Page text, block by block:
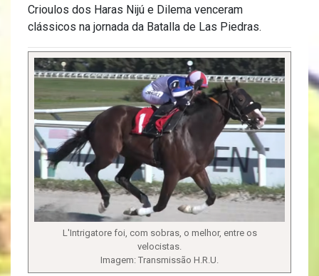
Crioulos dos Haras Nijú e Dilema venceram
clássicos na jornada da Batalla de Las Piedras.
L'Intrigatore foi, com sobras, o melhor, entre os
velocistas.
Imagem: Transmissão H.R.U.